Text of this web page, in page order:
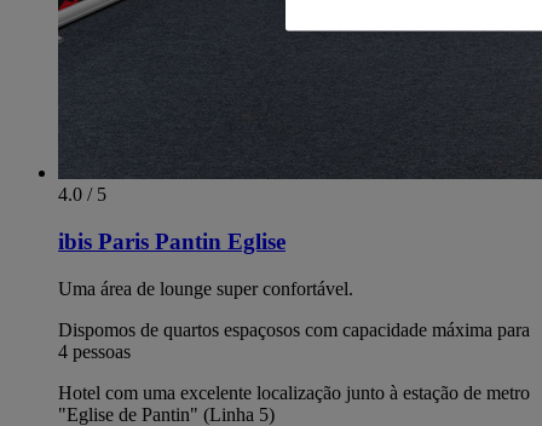
4.0 / 5
ibis Paris Pantin Eglise
Uma área de lounge super confortável.
Dispomos de quartos espaçosos com capacidade máxima para
4 pessoas
Hotel com uma excelente localização junto à estação de metro
"Eglise de Pantin" (Linha 5)